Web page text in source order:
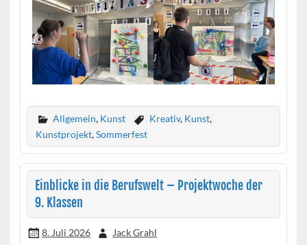
Allgemein, Kunst Kreativ, Kunst,
Kunstprojekt,Sommerfest
Einblicke in die Berufswelt – Projektwoche der
9. Klassen
8. Juli 2026 Jack Grahl